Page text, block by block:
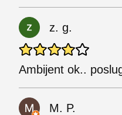
z. g.
Ambijent ok..
M. P.